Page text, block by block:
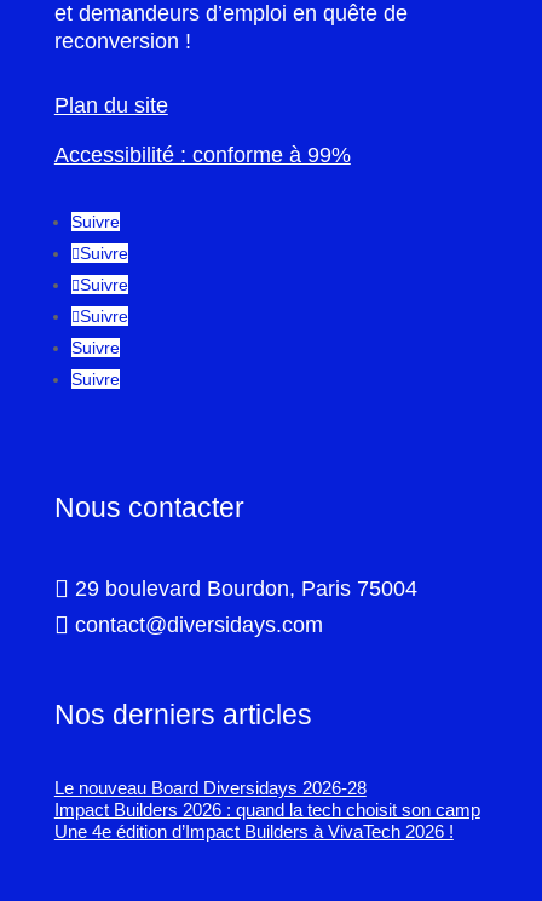
et demandeurs d’emploi en quête de
reconversion !
Plan du site
Accessibilité : conforme à 99%
Suivre
Suivre
Suivre
Suivre
Suivre
Suivre
Nous contacter
 29 boulevard Bourdon, Paris 75004
 contact@diversidays.com
Nos derniers articles
Le nouveau Board Diversidays 2026-28
Impact Builders 2026 : quand la tech choisit son camp
Une 4e édition d’Impact Builders à VivaTech 2026 !